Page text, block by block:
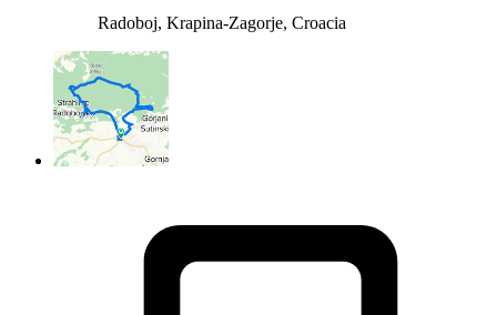
Radoboj, Krapina-Zagorje, Croacia